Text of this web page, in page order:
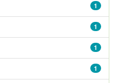
1
1
1
1